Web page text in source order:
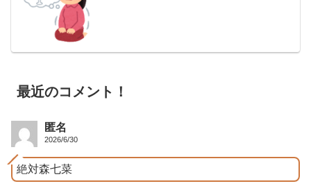
最近のコメント！
匿名
2026/6/30
絶対森七菜